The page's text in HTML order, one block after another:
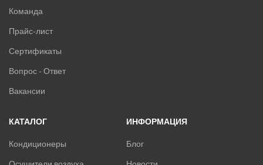
Команда
Прайс-лист
Сертификаты
Вопрос - Ответ
Вакансии
КАТАЛОГ
Кондиционеры
ИНФОРМАЦИЯ
Блог